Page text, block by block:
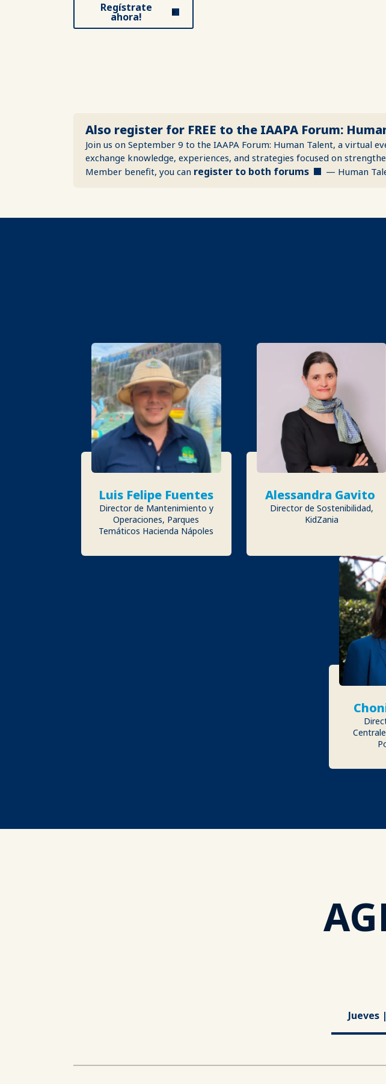
Regístrate
ahora!
Also register for FREE to the IAAPA Forum:
Join us on September 9 to the IAAPA Forum: Human Talent, a virtual
exchange knowledge, experiences, and strategies focused on
Member benefit, you can register to both forums — Human
Luis Felipe Fuentes
Director de Mantenimiento y
Operaciones, Parques
Temáticos Hacienda Nápoles
Alessandra Gavito
Director de Sostenibilidad,
KidZania
Jueves